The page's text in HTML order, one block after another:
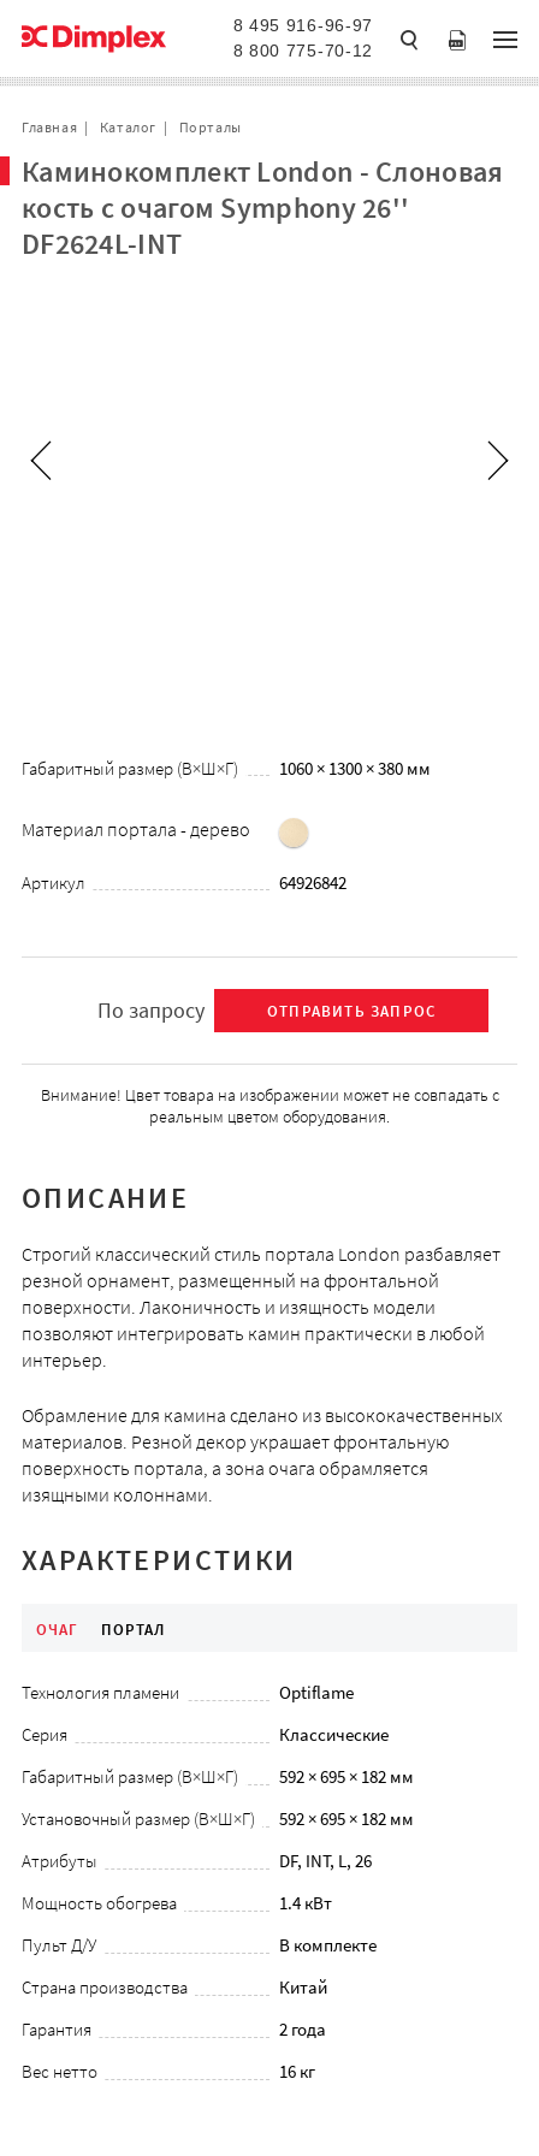
8 495 916-96-97
8 800 775-70-12
Главная Каталог Порталы
Каминокомплект London - Слоновая
кость с очагом Symphony 26''
DF2624L-INT
Габаритный размер (В×Ш×Г) 1060 × 1300 × 380 мм
Материал портала - дерево
Артикул 64926842
По запросу ОТПРАВИТЬ ЗАПРОС
Внимание! Цвет товара на изображении может не совпадать с
реальным цветом оборудования.
ОПИСАНИЕ
Строгий классический стиль портала London разбавляет
резной орнамент, размещенный на фронтальной
поверхности. Лаконичность и изящность модели
позволяют интегрировать камин практически в любой
интерьер.
Обрамление для камина сделано из высококачественных
материалов. Резной декор украшает фронтальную
поверхность портала, а зона очага обрамляется
изящными колоннами.
ХАРАКТЕРИСТИКИ
ОЧАГ ПОРТАЛ
Технология пламени
Optiflame
Серия
Классические
Габаритный размер (В×Ш×Г)
592 × 695 × 182 мм
Установочный размер (В×Ш×Г)
592 × 695 × 182 мм
Атрибуты
DF, INT, L, 26
Мощность обогрева
1.4 кВт
Пульт Д/У
В комплекте
Страна производства
Китай
Гарантия
2 года
Вес нетто
16 кг